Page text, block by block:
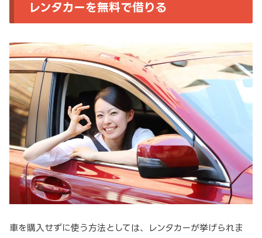
レンタカーを無料で借りる
車を購入せずに使う方法としては、レンタカーが挙げられま